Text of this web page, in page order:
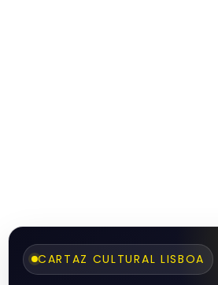
CARTAZ CULTURAL LISBOA